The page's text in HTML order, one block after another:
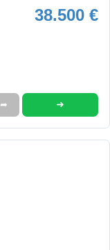
38.500 €
➦ ➜